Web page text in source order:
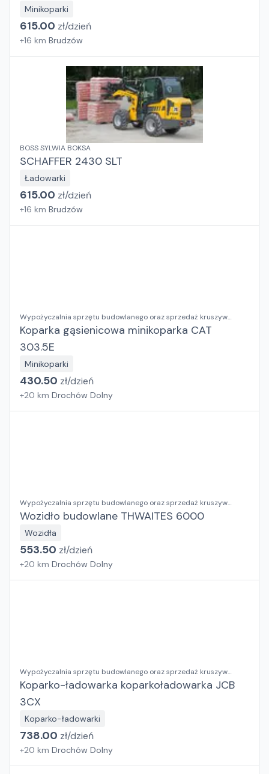
Minikoparki
615.00 zł/dzień
+16 km Brudzów
BOSS SYLWIA BOKSA
SCHAFFER 2430 SLT
Ładowarki
615.00 zł/dzień
+16 km Brudzów
Wypożyczalnia sprzętu budowlanego oraz sprzedaż kruszyw
ozdobnych RENTAL BUD Justyna Dusza-Kumor
Koparka gąsienicowa minikoparka CAT
303.5E
Minikoparki
430.50 zł/dzień
+20 km Drochów Dolny
Wypożyczalnia sprzętu budowlanego oraz sprzedaż kruszyw
ozdobnych RENTAL BUD Justyna Dusza-Kumor
Wozidło budowlane THWAITES 6000
Wozidła
553.50 zł/dzień
+20 km Drochów Dolny
Wypożyczalnia sprzętu budowlanego oraz sprzedaż kruszyw
ozdobnych RENTAL BUD Justyna Dusza-Kumor
Koparko-ładowarka koparkoładowarka JCB
3CX
Koparko-ładowarki
738.00 zł/dzień
+20 km Drochów Dolny